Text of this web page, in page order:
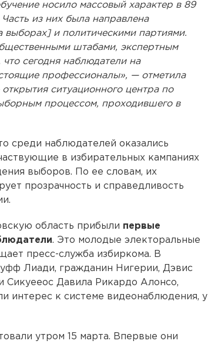
носило массовый характер в 89
из них была направлена
выборах] и политическими партиями.
штабами, экспертным
сегодня наблюдатели на
профессионалы», — отметила
ситуационного центра по
процессом, проходившего в
среди наблюдателей оказались
в избирательных кампаниях
выборов. По ее словам, их
прозрачность и справедливость
область прибыли первые
. Это молодые электоральные
пресс-служба избиркома. В
Лиади, гражданин Нигерии, Дэвис
Сикуееос Давила Рикардо Алонсо,
интерес к системе видеонаблюдения, у
утром 15 марта. Впервые они